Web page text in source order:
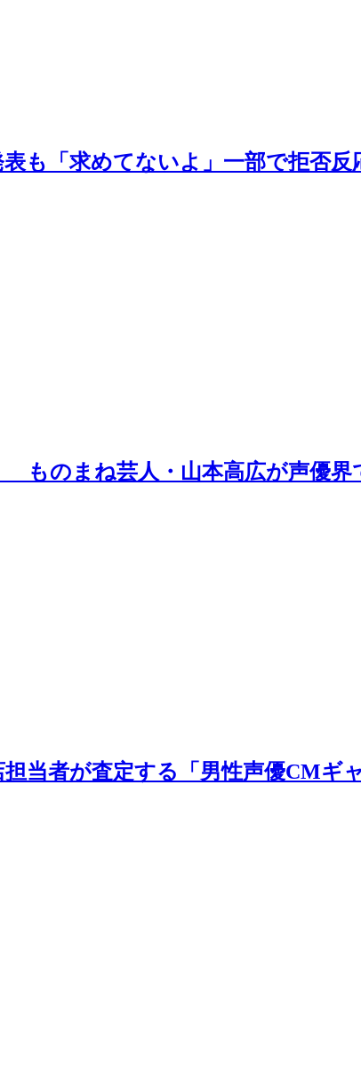
も「求めてないよ」一部で拒否
ものまね芸人・山本高広が声優界
当者が査定する「男性声優CMギ